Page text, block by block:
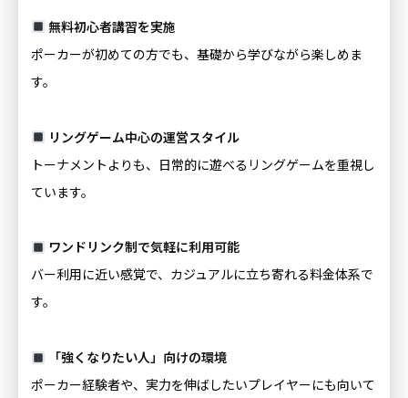
無料初心者講習を実施
ポーカーが初めての方でも、基礎から学びながら楽しめま
す。
リングゲーム中心の運営スタイル
トーナメントよりも、日常的に遊べるリングゲームを重視し
ています。
ワンドリンク制で気軽に利用可能
バー利用に近い感覚で、カジュアルに立ち寄れる料金体系で
す。
「強くなりたい人」向けの環境
ポーカー経験者や、実力を伸ばしたいプレイヤーにも向いて